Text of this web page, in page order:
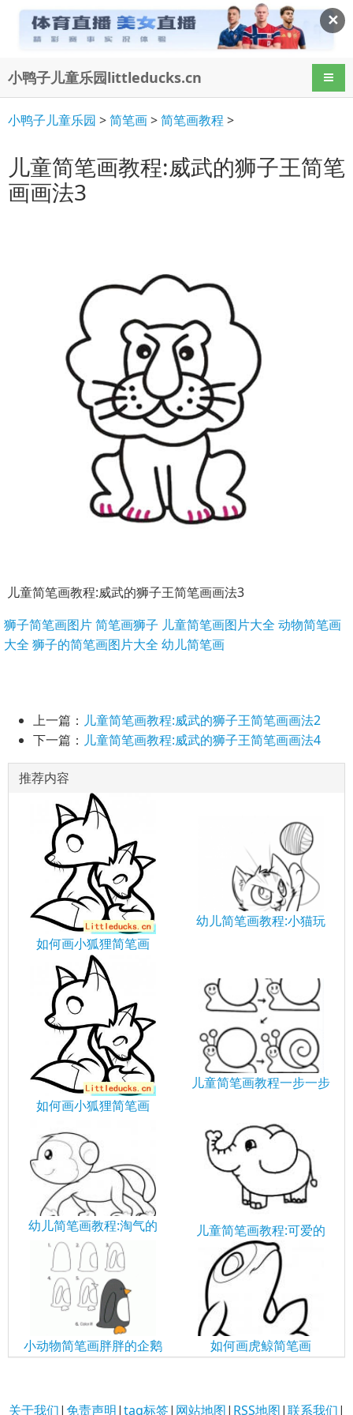
✕
小鸭子儿童乐园littleducks.cn 导航
小鸭子儿童乐园 >简笔画>简笔画教程 >
儿童简笔画教程:威武的狮子王简笔
画画法3
儿童简笔画教程:威武的狮子王简笔画画法3
狮子简笔画图片简笔画狮子 儿童简笔画图片大全 动物简笔画
大全 狮子的简笔画图片大全 幼儿简笔画
上一篇： 儿童简笔画教程:威武的狮子王简笔画画法2
下一篇： 儿童简笔画教程:威武的狮子王简笔画画法4
推荐内容
如何画小狐狸简笔画
幼儿简笔画教程:小猫玩
如何画小狐狸简笔画
儿童简笔画教程一步一步
幼儿简笔画教程:淘气的 儿童简笔画教程:可爱的
小动物简笔画胖胖的企鹅 如何画虎鲸简笔画
关于我们| 免责声明|tag标签| 网站地图| RSS地图|联系我们|